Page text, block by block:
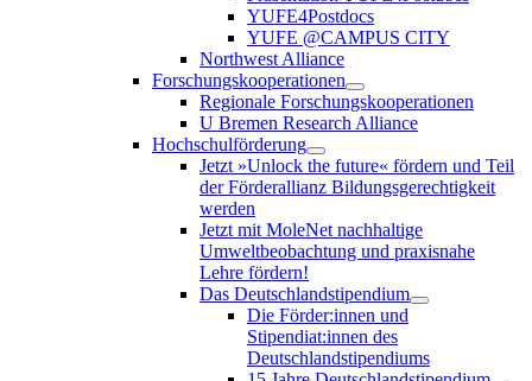
YUFE4Postdocs
YUFE @CAMPUS CITY
Northwest Alliance
Forschungskooperationen
Regionale Forschungskooperationen
U Bremen Research Alliance
Hochschulförderung
Jetzt »Unlock the future« fördern und Teil
der Förderallianz Bildungsgerechtigkeit
werden
Jetzt mit MoleNet nachhaltige
Umweltbeobachtung und praxisnahe
Lehre fördern!
Das Deutschlandstipendium
Die Förder:innen und
Stipendiat:innen des
Deutschlandstipendiums